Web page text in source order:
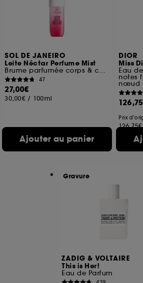
SOL DE JANEIRO
Leite Néctar Perfume Mist
Brume parfumée corps & cheveux
47
27,00€
30,00€ / 100ml
Ajouter au panier
DIOR
Miss
Eau
notes
nœud
Prix
126,75€
ZADIG & VOLTAIRE
This is Her!
Eau de Parfum
Gravure